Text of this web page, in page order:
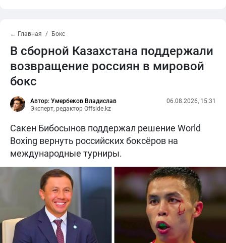
← Главная Бокс
В сборной Казахстана поддержали
возвращение россиян в мировой
бокс
Автор: Умербеков Владислав
Эксперт, редактор Offside.kz
06.08.2026, 15:31
Сакен Бибосынов поддержал решение World
Boxing вернуть российских боксёров на
международные турниры.